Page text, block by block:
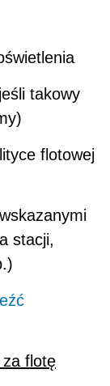
takowy
flotowej
stacji,
za flotę